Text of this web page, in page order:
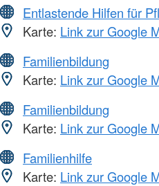
Entlastende Hilfen für
Karte: Link zur Google
Familienbildung
Karte: Link zur Google
Familienbildung
Karte: Link zur Google
Familienhilfe
Karte: Link zur Google